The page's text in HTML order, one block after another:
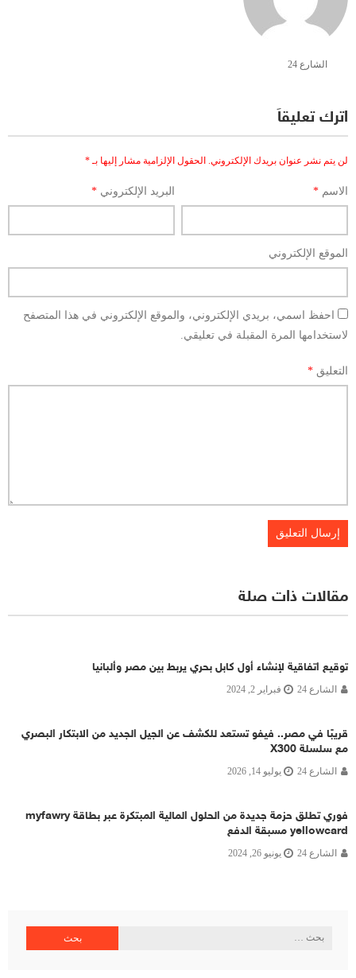
الشارع 24
اترك تعليقاً
لن يتم نشر عنوان بريدك الإلكتروني. الحقول الإلزامية مشار إليها بـ*
الاسم * البريد الإلكتروني*
الموقع الإلكتروني
احفظ اسمي، بريدي الإلكتروني، والموقع الإلكتروني في هذا المتصفح
لاستخدامها المرة المقبلة في تعليقي.
التعليق *
مقالات ذات صلة
توقيع اتفاقية لإنشاء أول كابل بحري يربط بين مصر وألبانيا
الشارع 24 فبراير 2, 2024
قريبًا في مصر.. فيفو تستعد للكشف عن الجيل الجديد من الابتكار البصري
مع سلسلة X300
الشارع 24 يوليو 14, 2026
فوري تطلق حزمة جديدة من الحلول المالية المبتكرة عبر بطاقة myfawry
yellowcard مسبقة الدفع
الشارع 24 يونيو 26, 2024
البحث